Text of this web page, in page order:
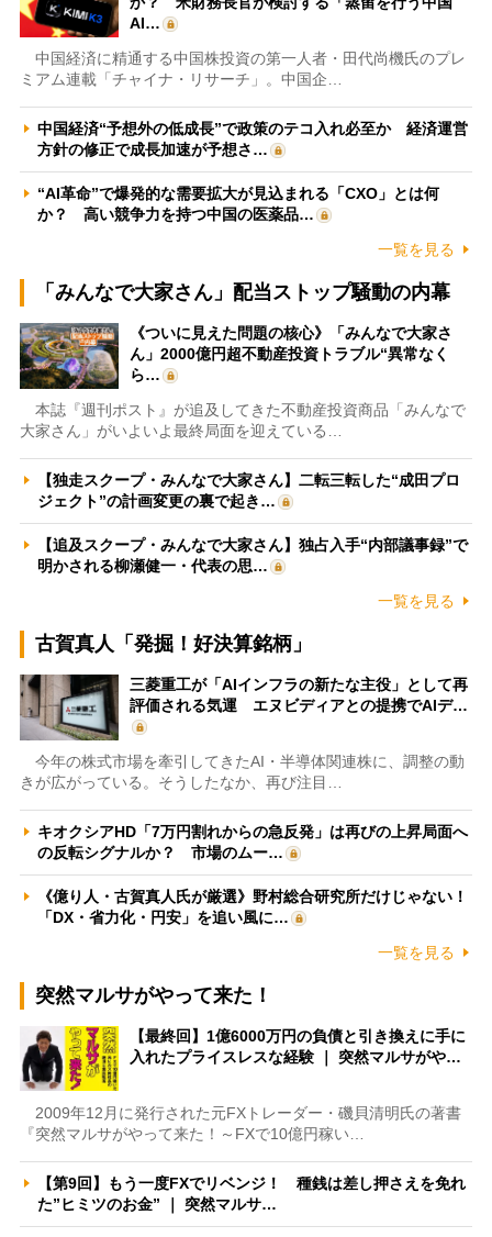
AI…
中国経済に精通する中国株投資の第一人者・田代尚機氏のプレ
ミアム連載「チャイナ・リサーチ」。中国企…
中国経済“予想外の低成長”で政策のテコ入れ必至か 経済運営
方針の修正で成長加速が予想さ…
“AI革命”で爆発的な需要拡大が見込まれる「CXO」とは何
か？ 高い競争力を持つ中国の医薬品…
一覧を見る
「みんなで大家さん」配当ストップ騒動の内幕
《ついに見えた問題の核心》「みんなで大家さ
ん」2000億円超不動産投資トラブル“異常なく
ら…
本誌『週刊ポスト』が追及してきた不動産投資商品「みんなで
大家さん」がいよいよ最終局面を迎えている…
【独走スクープ・みんなで大家さん】二転三転した“成田プロ
ジェクト”の計画変更の裏で起き…
【追及スクープ・みんなで大家さん】独占入手“内部議事録”で
明かされる柳瀬健一・代表の思…
一覧を見る
古賀真人「発掘！好決算銘柄」
三菱重工が「AIインフラの新たな主役」として再
評価される気運 エヌビディアとの提携でAIデ…
今年の株式市場を牽引してきたAI・半導体関連株に、調整の動
きが広がっている。そうしたなか、再び注目…
キオクシアHD「7万円割れからの急反発」は再びの上昇局面へ
の反転シグナルか？ 市場のムー…
《億り人・古賀真人氏が厳選》野村総合研究所だけじゃない！
「DX・省力化・円安」を追い風に…
一覧を見る
突然マルサがやって来た！
【最終回】1億6000万円の負債と引き換えに手に
入れたプライスレスな経験 ｜ 突然マルサがや…
2009年12月に発行された元FXトレーダー・磯貝清明氏の著書
『突然マルサがやって来た！～FXで10億円稼い…
【第9回】もう一度FXでリベンジ！ 種銭は差し押さえを免れ
た”ヒミツのお金” ｜ 突然マルサ…